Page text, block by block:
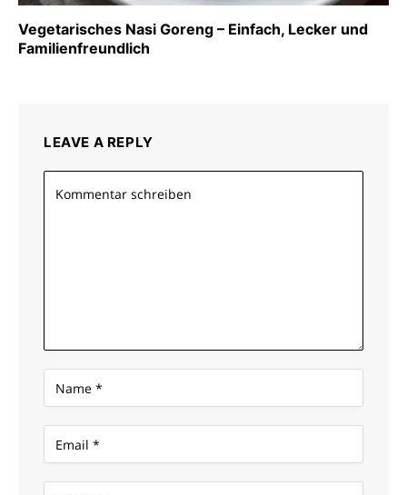
Vegetarisches Nasi Goreng – Einfach, Lecker und
Familienfreundlich
LEAVE A REPLY